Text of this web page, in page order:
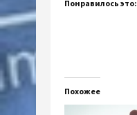
Понравилось это:
Похожее